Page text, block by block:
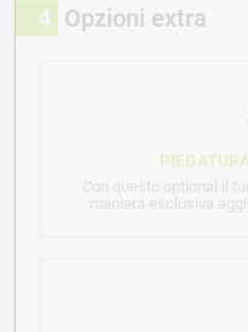
4 Opzioni extra
Con questo optional il
maniera esclusiva